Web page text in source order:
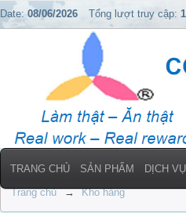
Trang chủ → Kho hàng
Date: 08/06/2026 Tổng lượt truy cập:
TRANG CHỦ SẢN PHẨM DỊCH VỤ